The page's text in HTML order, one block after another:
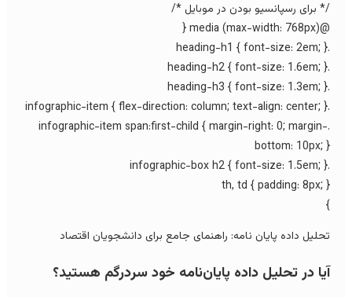
برای رسپانسیو بودن در موبایل */
.infographic-item span:first-child { margin-right: 0; margin-
bottom: 10px;
th, td { padding: 8px;
داده پایان نامه: راهنمای جامع برای دانشجویان اقتصاد
در تحلیل داده پایان‌نامه خود سردرگم هستید؟